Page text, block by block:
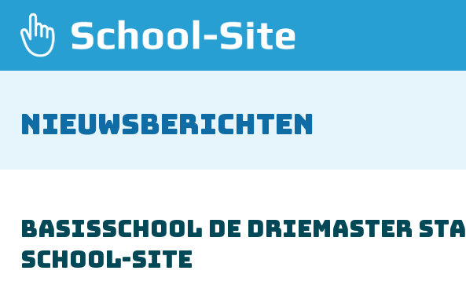
Nieuwsberichten
Basisschool De Driemaster
School-Site